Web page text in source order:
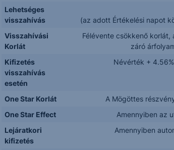
Lehetséges
visszahívás
(az adott Értékelési napot
Visszahívási
Korlát
Félévente csökkenő
záró
Kifizetés
visszahívás
esetén
Névérték +
One Star Korlát
A Mögöttes
One Star Effect
Amennyiben az
Lejáratkori
kifizetés
Amennyiben